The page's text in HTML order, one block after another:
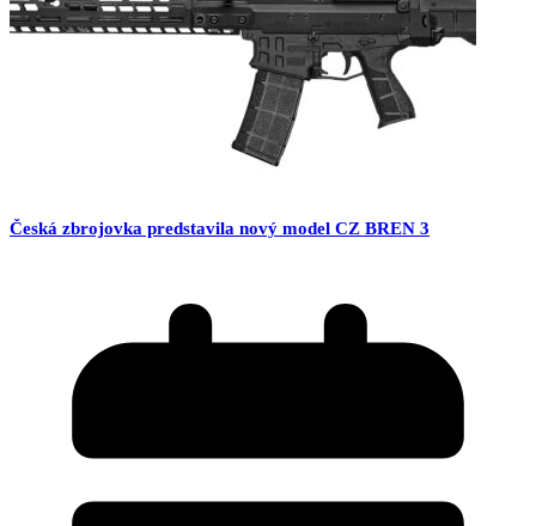
Česká zbrojovka predstavila nový model CZ BREN 3